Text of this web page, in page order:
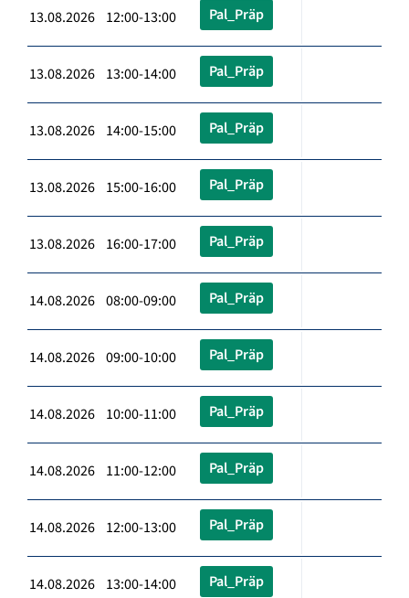
13.08.2026 12:00-13:00 Pal_Präp
13.08.2026 13:00-14:00 Pal_Präp
13.08.2026 14:00-15:00 Pal_Präp
13.08.2026 15:00-16:00 Pal_Präp
13.08.2026 16:00-17:00 Pal_Präp
14.08.2026 08:00-09:00 Pal_Präp
14.08.2026 09:00-10:00 Pal_Präp
14.08.2026 10:00-11:00 Pal_Präp
14.08.2026 11:00-12:00 Pal_Präp
14.08.2026 12:00-13:00 Pal_Präp
14.08.2026 13:00-14:00 Pal_Präp